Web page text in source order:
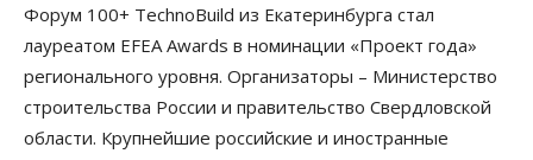
Форум 100+ TechnoBuild из Екатеринбурга стал
лауреатом EFEA Awards в номинации «Проект года»
регионального уровня. Организаторы – Министерство
строительства России и правительство Свердловской
области. Крупнейшие российские и иностранные